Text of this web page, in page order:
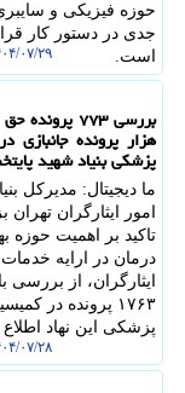
حوزه فیزیکی و
جدی در دستور کار
است.
۱۴۰۴/۰۷/۲۹
بررسی ۷۷۳
هزار پرونده جانبازی
پزشکی بنیاد شهید
ما دیجیتال: مدیرکل
امور ایثارگران تهران
تاکید بر اهمیت حوزه
درمان در ارایه خدمات
ایثارگران، از بررسی
۱۷۶۳ پرونده در
پزشکی این نهاد اطلاع
۱۴۰۴/۰۷/۲۸